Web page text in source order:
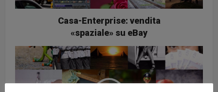
Casa-Enterprise: vendita
«spaziale» su eBay